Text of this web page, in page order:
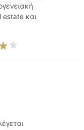
και